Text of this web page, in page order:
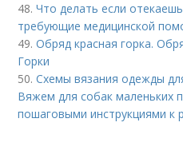
48.Что делать если
требующие медицинской
49.Обряд красная горка.
Горки
50.Схемы вязания одежды
Вяжем для собак маленьких
пошаговыми инструкциями к